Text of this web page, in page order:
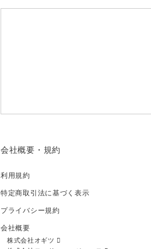
会社概要・規約
利用規約
特定商取引法に基づく表示
プライバシー規約
会社概要
株式会社オギツ